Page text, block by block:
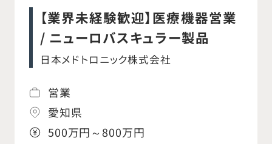
ダビンチシステムそのものの営業ではあり
ません。 ダビンチシステム導入済み病院
に対する営業活動になります。 ○手術ロボッ
ト"ダビンチシステム"導入済み病院に対し
て、同社製品を使用いただくためのアプロ
ーチ。 ○サーティフィケイト（手術用ロボッ
ト"ダビンチシステム"を使用するための認
【業界未経験歓迎】医療機器営業
/ ニューロバスキュラー製品
日本メドトロニック株式会社
営業
愛知県
500万円～800万円